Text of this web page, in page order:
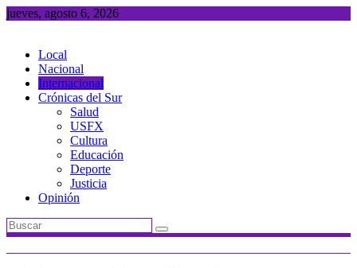
Saltar
jueves, agosto 6, 2026
Local
Nacional
Internacional
Crónicas del Sur
Salud
USFX
Cultura
Educación
Deporte
Justicia
Opinión